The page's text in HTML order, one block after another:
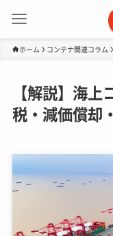
ホーム コンテナ関連コラム
【解説】海上
税・減価償却